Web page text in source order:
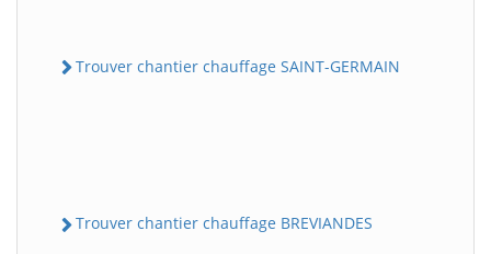
Trouver chantier chauffage SAINT-GERMAIN
Trouver chantier chauffage BREVIANDES